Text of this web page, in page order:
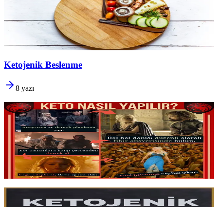
16/8, 20:4, 5:2 ve OMAD:her protokolün nasıl çalıştığı, kimin için
uygun olduğu ve ilk haftayı sağlıklı geçirmek için ne yenmesi
gerektiği. Bilimsel temellere dayalı başlangıç rehberi.
Yazıyı oku 6 dk okuma
Ketojenik Beslenme
8 yazı
Keto Nasıl Yapılır?
Keto'ya başlamadan öncesağlık öykünüzü değerlendirinve
araştırmanızı yapın. İlk hafta nasıl beslenmeli, adaptasyonu nasıl
kolaylaştırmalı ve süreci yalnızcakilo odaklı değil dengeli
yürütmek için rehber.
Yazıyı oku 2 dk okuma